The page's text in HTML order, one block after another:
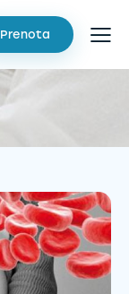
Prenota